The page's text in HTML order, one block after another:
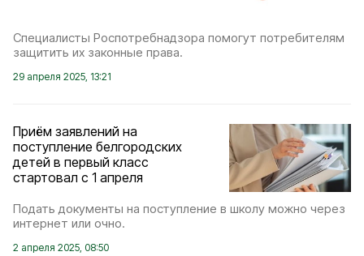
Специалисты Роспотребнадзора помогут потребителям
защитить их законные права.
29 апреля 2025, 13:21
Приём заявлений на
поступление белгородских
детей в первый класс
стартовал с 1 апреля
Подать документы на поступление в школу можно через
интернет или очно.
2 апреля 2025, 08:50